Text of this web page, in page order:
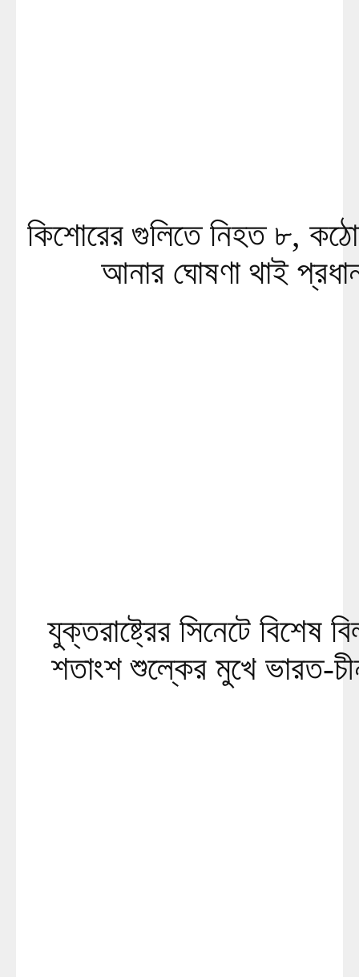
কিশোরের গুলিতে নিহত ৮,
আনার ঘোষণা থাই
যুক্তরাষ্ট্রের সিনেটে বিশেষ
শতাংশ শুল্কের মুখে ভারত-